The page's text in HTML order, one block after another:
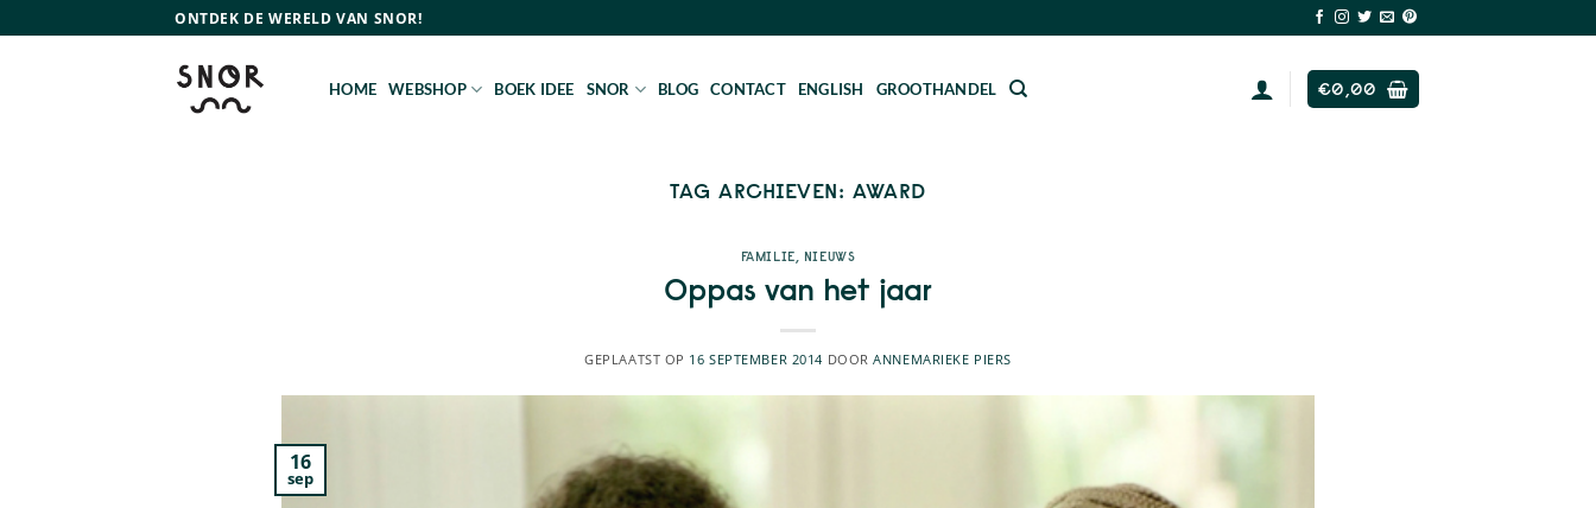
naar
ONTDEK DE WERELD VAN SNOR!
HOME WEBSHOP BOEK IDEE SNOR BLOG CONTACT ENGLISH GROOTHANDEL €0,00
TAG ARCHIEVEN:AWARD
FAMILIE, NIEUWS
Oppas van het jaar
GEPLAATST OP 16 SEPTEMBER 2014 DOORANNEMARIEKE PIERS
16
sep